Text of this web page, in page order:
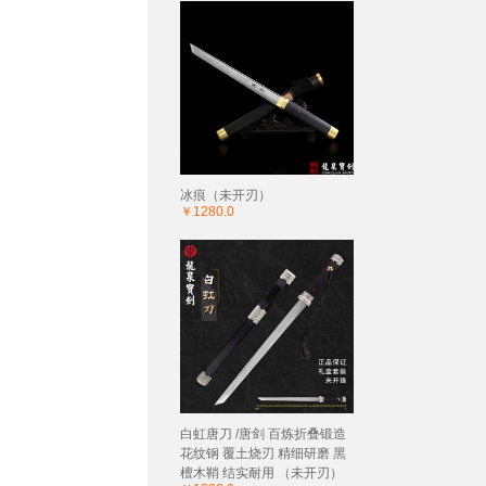
冰痕（未开刃）
￥1280.0
白虹唐刀 /唐剑 百炼折叠锻造
花纹钢 覆土烧刃 精细研磨 黑
檀木鞘 结实耐用 （未开刃）